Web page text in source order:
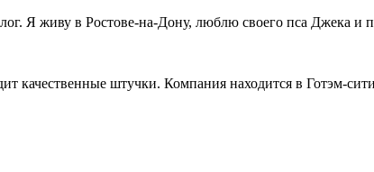
Я живу в Ростове-на-Дону, люблю своего пса Джека и
штучки. Компания находится в Готэм-